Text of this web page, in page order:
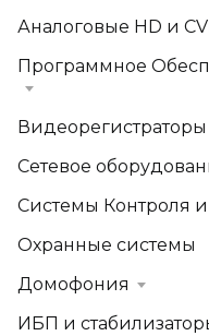
Аналоговые HD и
Программное
Видеорегистраторы
Сетевое
Системы Контроля
Охранные системы
Домофония
ИБП и